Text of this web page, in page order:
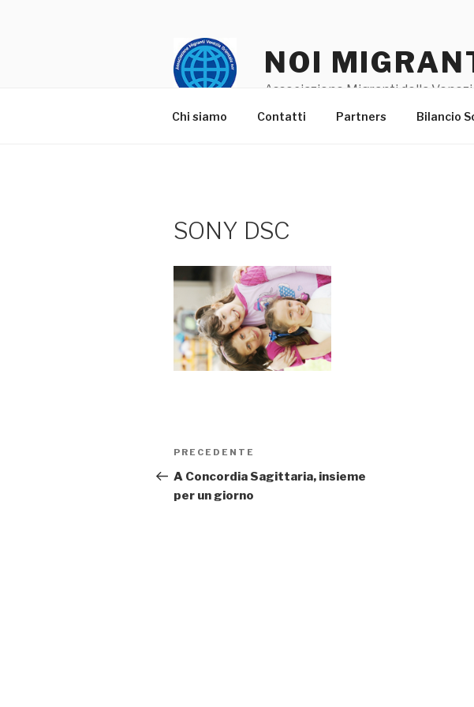
NOI
Associazione Migranti della
Chi siamo Contatti Partners Bilancio
SONY DSC
Navigazione
articoli
Articolo
precedente:
PRECEDENTE
A Concordia Sagittaria, insieme
per un giorno